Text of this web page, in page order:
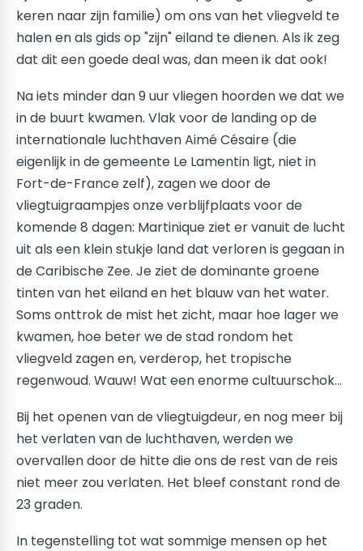
keren naar zijn familie) om ons van het vliegveld te
halen en als gids op "zijn" eiland te dienen. Als ik zeg
dat dit een goede deal was, dan meen ik dat ook!
Na iets minder dan 9 uur vliegen hoorden we dat we
in de buurt kwamen. Vlak voor de landing op de
internationale luchthaven Aimé Césaire (die
eigenlijk in de gemeente Le Lamentin ligt, niet in
Fort-de-France zelf), zagen we door de
vliegtuigraampjes onze verblijfplaats voor de
komende 8 dagen: Martinique ziet er vanuit de lucht
uit als een klein stukje land dat verloren is gegaan in
de Caribische Zee. Je ziet de dominante groene
tinten van het eiland en het blauw van het water.
Soms onttrok de mist het zicht, maar hoe lager we
kwamen, hoe beter we de stad rondom het
vliegveld zagen en, verderop, het tropische
regenwoud. Wauw! Wat een enorme cultuurschok...
Bij het openen van de vliegtuigdeur, en nog meer bij
het verlaten van de luchthaven, werden we
overvallen door de hitte die ons de rest van de reis
niet meer zou verlaten. Het bleef constant rond de
23 graden.
In tegenstelling tot wat sommige mensen op het